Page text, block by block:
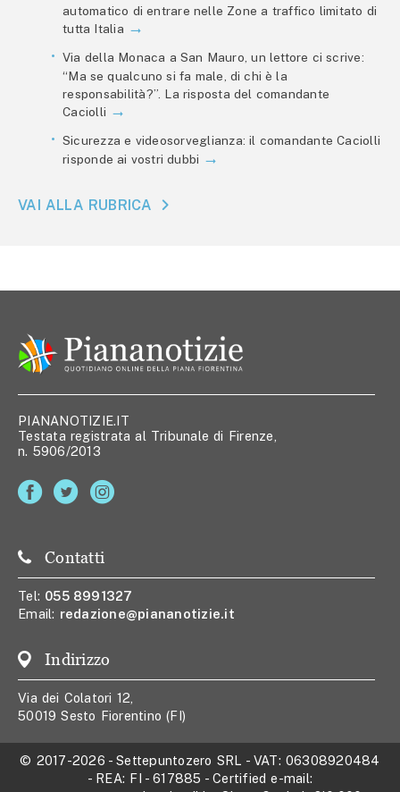
automatico di entrare nelle Zone a traffico limitato di
tutta Italia
Via della Monaca a San Mauro, un lettore ci scrive:
“Ma se qualcuno si fa male, di chi è la
responsabilità?”. La risposta del comandante
Caciolli
Sicurezza e videosorveglianza: il comandante Caciolli
risponde ai vostri dubbi
VAI ALLA RUBRICA
PIANANOTIZIE.IT
Testata registrata al Tribunale di Firenze,
n. 5906/2013
Contatti
Tel: 055 8991327
Email: redazione@piananotizie.it
Indirizzo
Via dei Colatori 12,
50019 Sesto Fiorentino (FI)
© 2017-2026 -Settepuntozero SRL - VAT: 06308920484
- REA: FI - 617885 - Certified e-mail: